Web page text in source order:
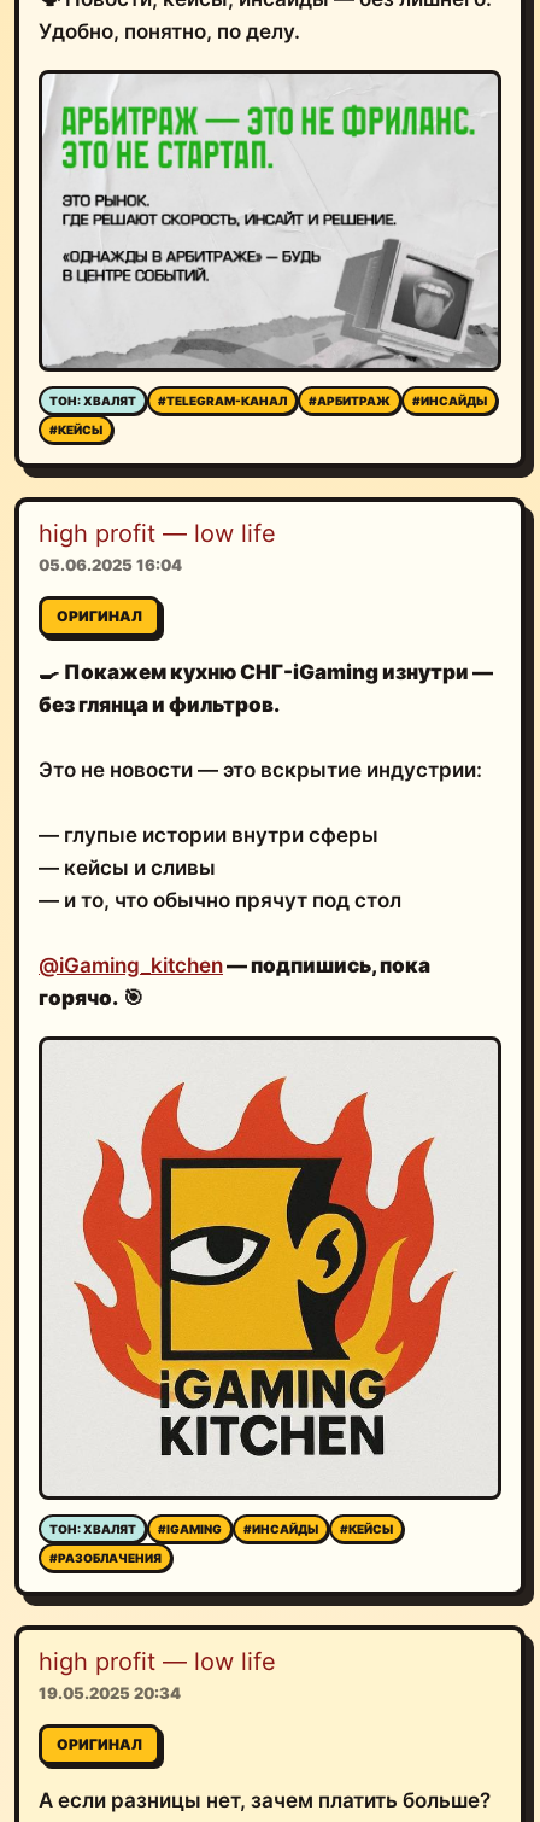
Удобно, понятно, по делу.
ТОН: ХВАЛЯТ #TELEGRAM-КАНАЛ #АРБИТРАЖ
#ИНСАЙДЫ
#КЕЙСЫ
high profit — low life
05.06.2025 16:04
ОРИГИНАЛ
🍳 Покажем кухню СНГ-iGaming изнутри —
без глянца и фильтров.
Это не новости — это вскрытие индустрии:
— глупые истории внутри сферы
— кейсы и сливы
— и то, что обычно прячут под стол
@iGaming_kitchen— подпишись, пока
горячо. 🎯
ТОН: ХВАЛЯТ #IGAMING #ИНСАЙДЫ
#КЕЙСЫ
#РАЗОБЛАЧЕНИЯ
high profit — low life
19.05.2025 20:34
ОРИГИНАЛ
А если разницы нет, зачем платить больше?